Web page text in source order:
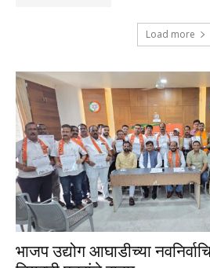
Load more
भाजप उद्योग आघाडीच्या